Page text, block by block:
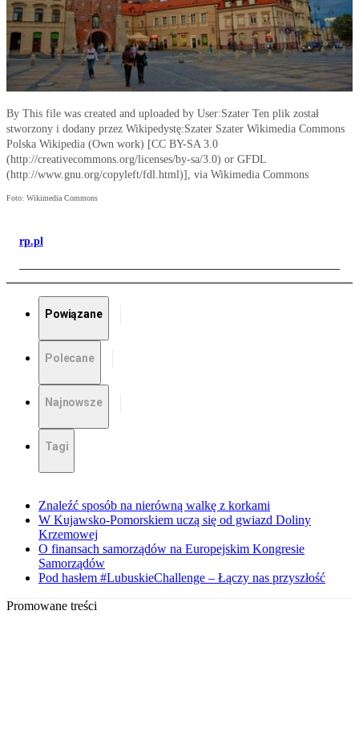
By This file was created and uploaded by User:Szater Ten plik został
stworzony i dodany przez Wikipedystę:Szater Szater Wikimedia Commons
Polska Wikipedia (Own work) [CC BY-SA 3.0
(http://creativecommons.org/licenses/by-sa/3.0) or GFDL
(http://www.gnu.org/copyleft/fdl.html)], via Wikimedia Commons
Foto: Wikimedia Commons
rp.pl
Powiązane
Polecane
Najnowsze
Tagi
Znaleźć sposób na nierówną walkę z korkami
W Kujawsko-Pomorskiem uczą się od gwiazd Doliny
Krzemowej
O finansach samorządów na Europejskim Kongresie
Samorządów
Pod hasłem #LubuskieChallenge – Łączy nas przyszłość
Promowane treści